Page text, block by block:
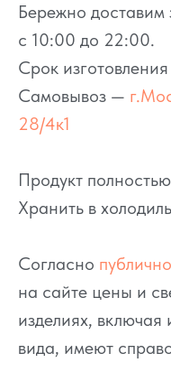
Бережно доставим
с 10:00 до 22:00.
Срок
Самовывоз —
28/4к1
Продукт
Хранить в
Согласно
на сайте цены и
изделиях,
вида, имеют